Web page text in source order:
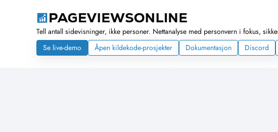
Tell antall sidevisninger, ikke personer. Nettanalyse med personvern i fokus,
Se live-demo
Åpen kildekode-prosjekter Dokumentasjon Discord